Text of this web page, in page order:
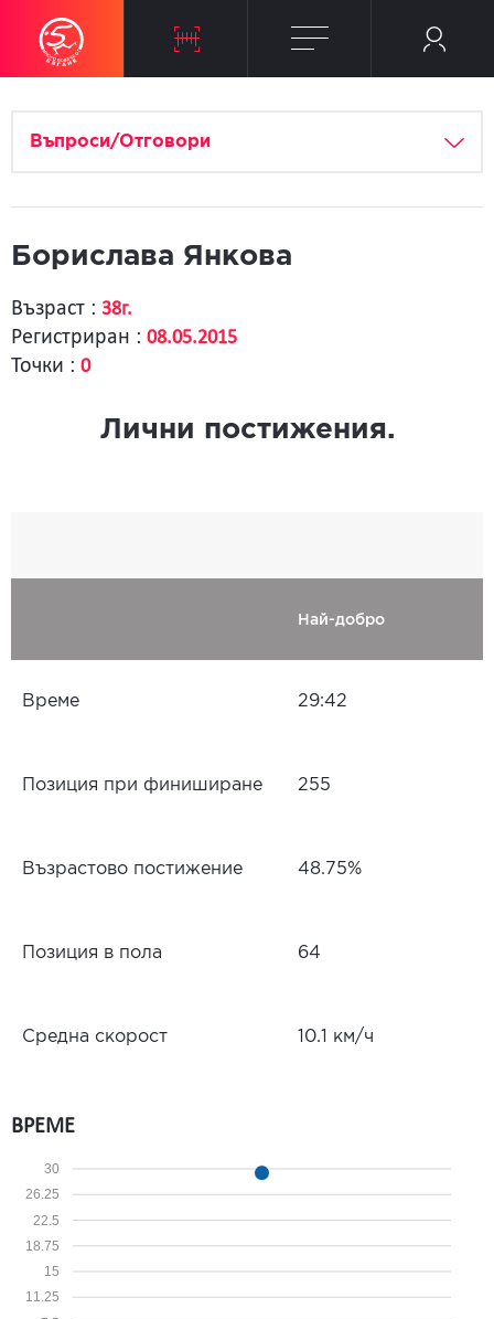
Въпроси/Отговори
Борислава Янкова
Възраст : 38г.
Регистриран : 08.05.2015
Точки : 0
Лични постижения.
Най-добро
Време 29:42
Позиция при финиширане 255
Възрастово постижение 48.75%
Позиция в пола 64
Средна скорост 10.1 км/ч
ВРЕМЕ
11.25
15
18.75
22.5
26.25
30